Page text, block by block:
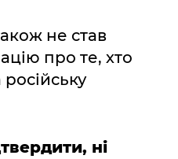
не став
про те, хто
російську
ні